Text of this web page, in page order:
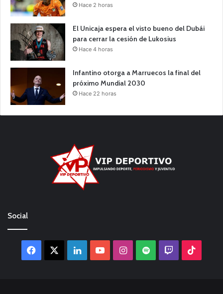
Hace 2 horas
El Unicaja espera el visto bueno del Dubái
para cerrar la cesión de Lukosius
Hace 4 horas
Infantino otorga a Marruecos la final del
próximo Mundial 2030
Hace 22 horas
Social
Facebook LinkedInYouTubeInstagram
Spotify Twitch